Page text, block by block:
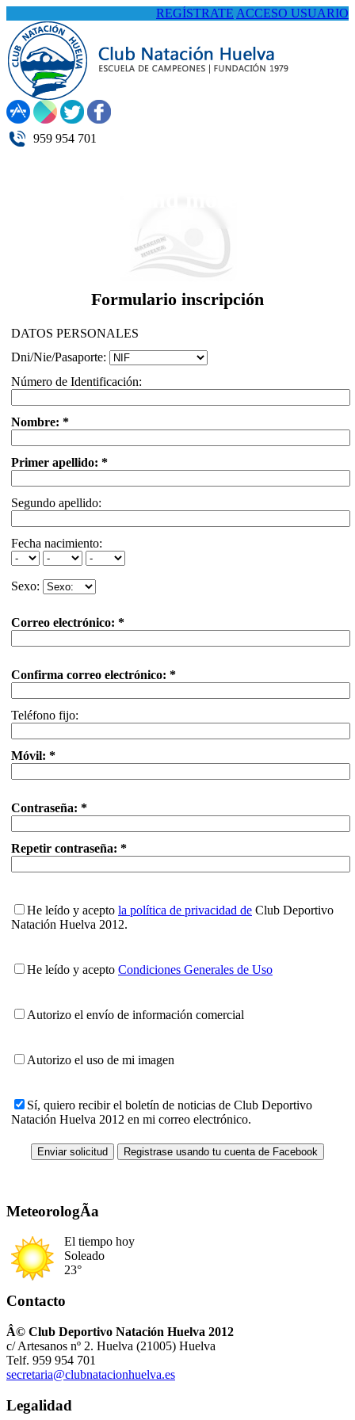
REGÍSTRATE ACCESO USUARIO
959 954 701
Formulario inscripción
DATOS PERSONALES
Dni/Nie/Pasaporte:
Número de Identificación:
Nombre: *
Primer apellido: *
Segundo apellido:
Fecha nacimiento:
Sexo:
Correo electrónico: *
Confirma correo electrónico: *
Teléfono fijo:
Móvil: *
Contraseña: *
Repetir contraseña: *
He leído y acepto la política de privacidad de Club Deportivo
Natación Huelva 2012.
He leído y acepto Condiciones Generales de Uso
Autorizo el envío de información comercial
Autorizo el uso de mi imagen
Sí, quiero recibir el boletín de noticias de Club Deportivo
Natación Huelva 2012 en mi correo electrónico.
MeteorologÃ­a
El tiempo hoy
Soleado
23°
Contacto
Â© Club Deportivo Natación Huelva 2012
c/ Artesanos nº 2. Huelva (21005) Huelva
Telf. 959 954 701
secretaria@clubnatacionhuelva.es
Legalidad